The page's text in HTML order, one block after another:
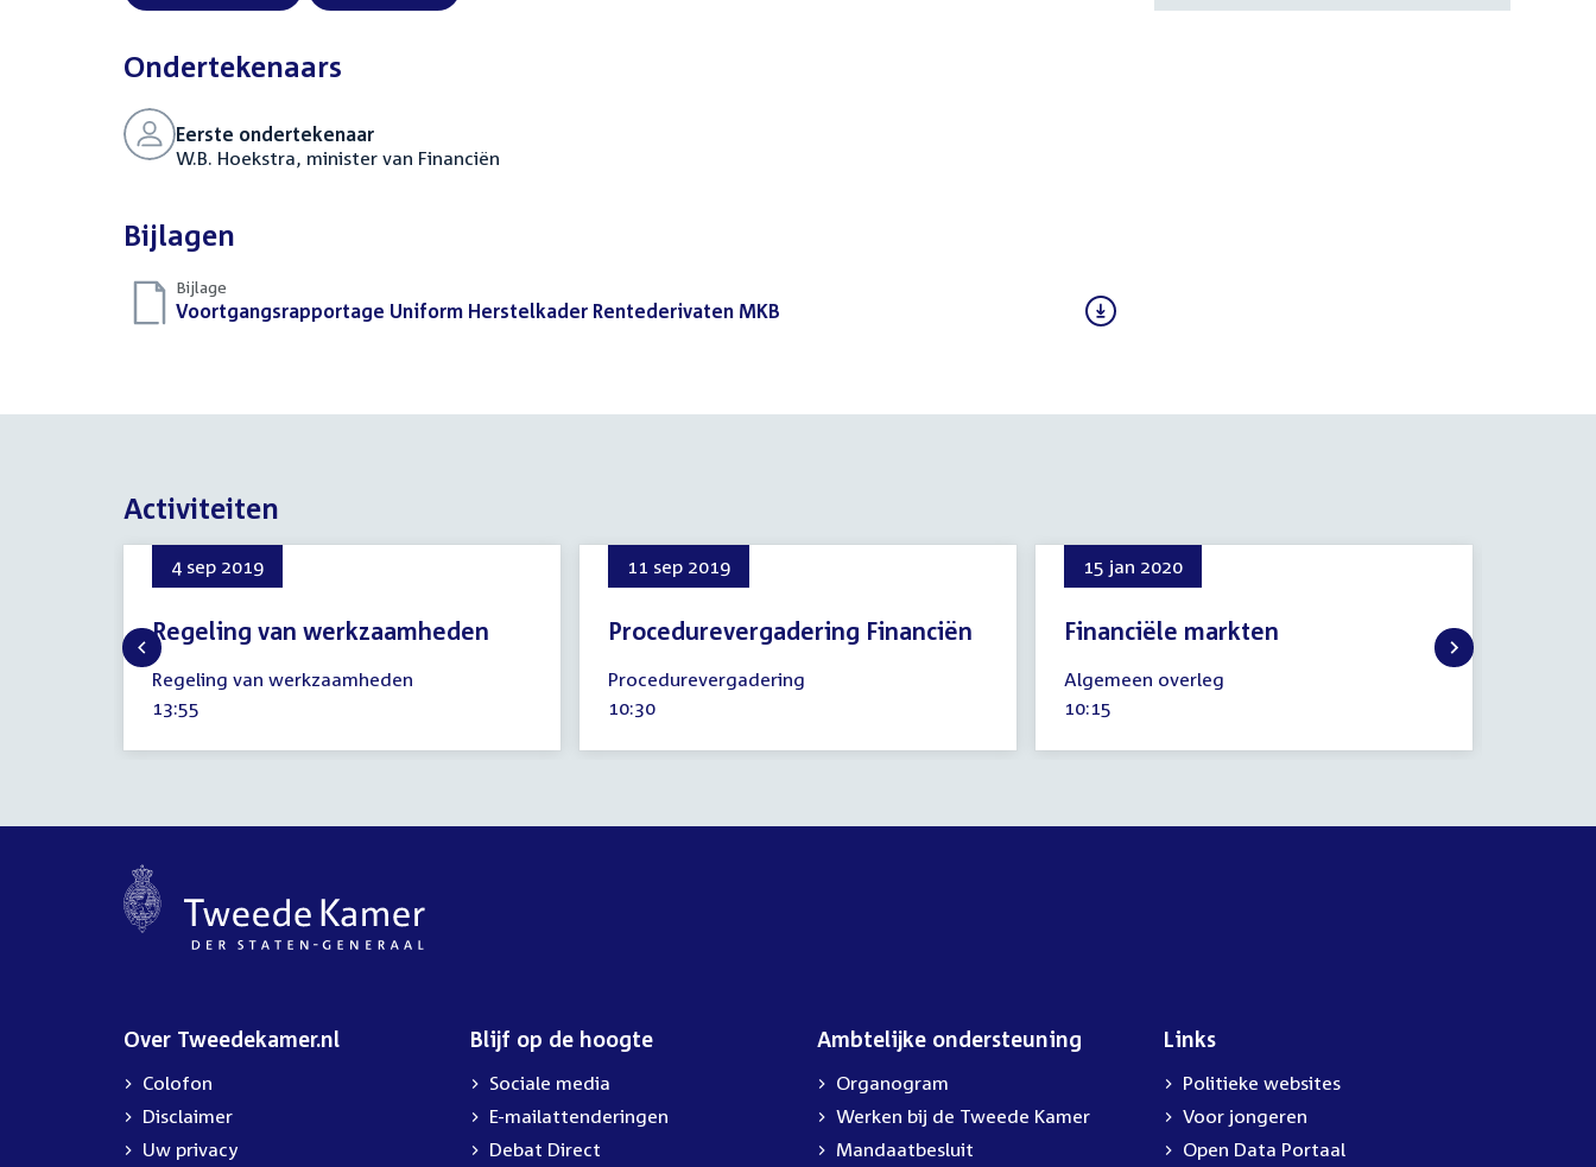
Ondertekenaars
Eerste ondertekenaar
W.B. Hoekstra, minister van Financiën
Bijlagen
Bijlage
Download
Voortgangsrapportage Uniform Herstelkader Rentederivaten MKB
Activiteiten
4 sep 2019
Regeling van werkzaamheden
4
september
2019
Regeling van werkzaamheden
Tijd
13:55
11 sep 2019
Procedurevergadering Financiën
september
2019
Procedurevergadering
Tijd
10:30
15 jan 2020
Financiële markten
januari
2020
Algemeen overleg
Tijd
10:15
Over Tweedekamer.nl
Colofon
Disclaimer
Uw privacy
Blijf op de hoogte
Sociale media
E-mailattenderingen
Debat Direct
Ambtelijke ondersteuning
Organogram
Werken bij de Tweede Kamer
Mandaatbesluit
Links
Politieke websites
Voor jongeren
Open Data Portaal